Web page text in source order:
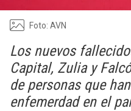
Foto: AVN
Los nuevos
Capital, Zulia y
de personas que
enfemerdad en el